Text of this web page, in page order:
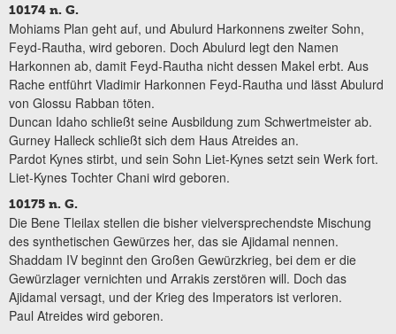
10174 n. G.
Mohiams Plan geht auf, und Abulurd Harkonnens zweiter Sohn,
Feyd-Rautha, wird geboren. Doch Abulurd legt den Namen
Harkonnen ab, damit Feyd-Rautha nicht dessen Makel erbt. Aus
Rache entführt Vladimir Harkonnen Feyd-Rautha und lässt Abulurd
von Glossu Rabban töten.
Duncan Idaho schließt seine Ausbildung zum Schwertmeister ab.
Gurney Halleck schließt sich dem Haus Atreides an.
Pardot Kynes stirbt, und sein Sohn Liet-Kynes setzt sein Werk fort.
Liet-Kynes Tochter Chani wird geboren.
10175 n. G.
Die Bene Tleilax stellen die bisher vielversprechendste Mischung
des synthetischen Gewürzes her, das sie Ajidamal nennen.
Shaddam IV beginnt den Großen Gewürzkrieg, bei dem er die
Gewürzlager vernichten und Arrakis zerstören will. Doch das
Ajidamal versagt, und der Krieg des Imperators ist verloren.
Paul Atreides wird geboren.